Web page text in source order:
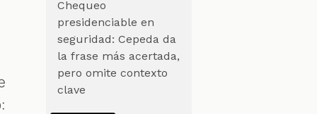
Chequeo
presidenciable en
seguridad: Cepeda da
la frase más acertada,
pero omite contexto
clave